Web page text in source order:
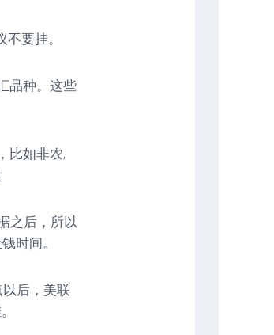
要挂。
品种。这些
比如非农,
之后，所以
时间。
后，美联